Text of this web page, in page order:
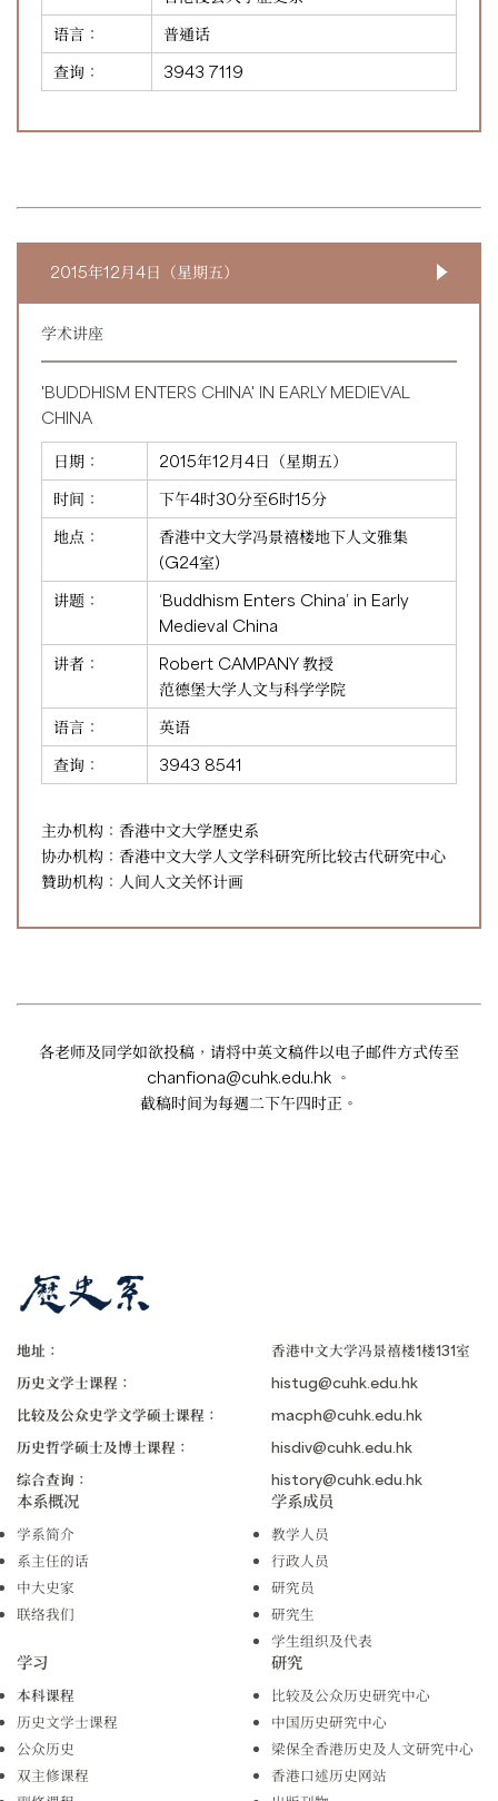
语言：
普通话
查询：
3943 7119
2015年12月4日（星期五）
学术讲座
'BUDDHISM ENTERS CHINA' IN EARLY MEDIEVAL
CHINA
日期：
2015年12月4日（星期五）
时间：
下午4时30分至6时15分
地点：
香港中文大学冯景禧楼地下人文雅集
(G24室)
讲题：
‘Buddhism Enters China’ in Early
Medieval China
讲者：
Robert CAMPANY 教授
范德堡大学人文与科学学院
语言：
英语
查询：
3943 8541
主办机构：香港中文大学歷史系
协办机构：香港中文大学人文学科研究所比较古代研究中心
贊助机构：人间人文关怀计画
各老师及同学如欲投稿，请将中英文稿件以电子邮件方式传至
chanfiona@cuhk.edu.hk 。
截稿时间为每週二下午四时正。
地址：
香港中文大学冯景禧楼1楼131室
历史文学士课程：
histug@cuhk.edu.hk
比较及公众史学文学硕士课程：
macph@cuhk.edu.hk
历史哲学硕士及博士课程：
hisdiv@cuhk.edu.hk
综合查询：
history@cuhk.edu.hk
本系概况
学系简介
系主任的话
中大史家
联络我们
学系成员
教学人员
行政人员
研究员
研究生
学生组织及代表
学习
本科课程
历史文学士课程
公众历史
双主修课程
研究
比较及公众历史研究中心
中国历史研究中心
梁保全香港历史及人文研究中心
香港口述历史网站